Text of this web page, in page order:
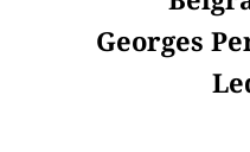
Georges